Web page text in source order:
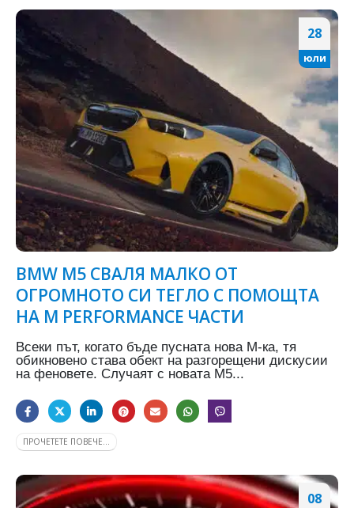
28
юли
BMW M5 СВАЛЯ МАЛКО ОТ
ОГРОМНОТО СИ ТЕГЛО С ПОМОЩТА
НА M PERFORMANCE ЧАСТИ
Всеки път, когато бъде пусната нова М-ка, тя
обикновено става обект на разгорещени дискусии
на феновете. Случаят с новата М5...
ПРОЧЕТЕТЕ ПОВЕЧЕ...
08